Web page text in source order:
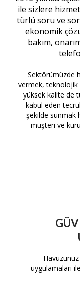
ile sizlere
türlü soru ve
ekonomik
bakım,
Sektörümüzde
vermek, teknolojik
yüksek kalite de
kabul eden
şekilde sunmak
müşteri ve
uygulamaları